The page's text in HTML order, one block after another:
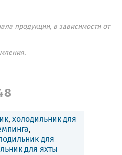
продукции, в зависимости от
, холодильник для
,
для
для яхты